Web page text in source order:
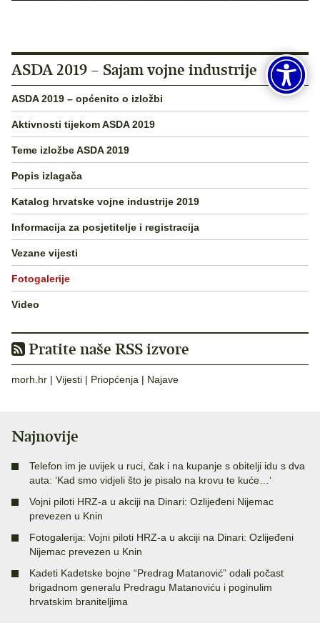
ASDA 2019 – Sajam vojne industrije
ASDA 2019 – općenito o izložbi
Aktivnosti tijekom ASDA 2019
Teme izložbe ASDA 2019
Popis izlagača
Katalog hrvatske vojne industrije 2019
Informacija za posjetitelje i registracija
Vezane vijesti
Fotogalerije
Video
Pratite naše RSS izvore
morh.hr | Vijesti | Priopćenja | Najave
Najnovije
Telefon im je uvijek u ruci, čak i na kupanje s obitelji idu s dva
auta: ‘Kad smo vidjeli što je pisalo na krovu te kuće…‘
Vojni piloti HRZ-a u akciji na Dinari: Ozlijeđeni Nijemac
prevezen u Knin
Fotogalerija: Vojni piloti HRZ-a u akciji na Dinari: Ozlijeđeni
Nijemac prevezen u Knin
Kadeti Kadetske bojne “Predrag Matanović” odali počast
brigadnom generalu Predragu Matanoviću i poginulim
hrvatskim braniteljima